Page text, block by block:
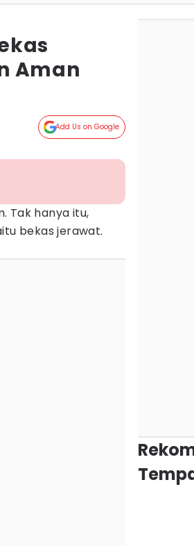
Aman
Add Us on Google
Tak hanya itu,
bekas jerawat.